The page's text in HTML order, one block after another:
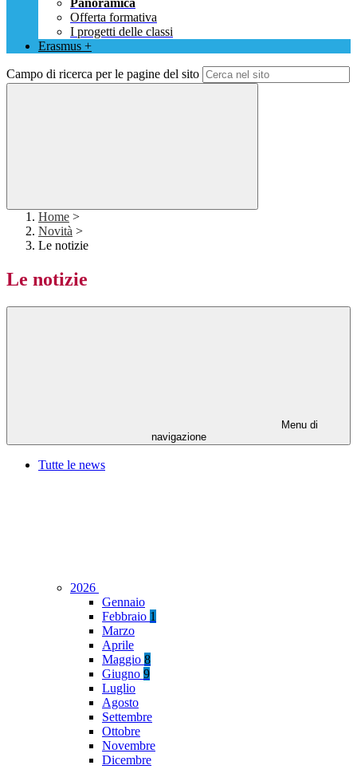
Panoramica
Offerta formativa
I progetti delle classi
Erasmus +
Campo di ricerca per le pagine del sito
Home >
Novità >
Le notizie
Le notizie
Menu di
navigazione
Tutte le news
2026
Gennaio
Febbraio 1
Marzo
Aprile
Maggio 8
Giugno 9
Luglio
Agosto
Settembre
Ottobre
Novembre
Dicembre